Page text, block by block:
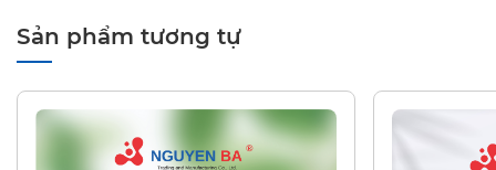
Sản phẩm tương tự